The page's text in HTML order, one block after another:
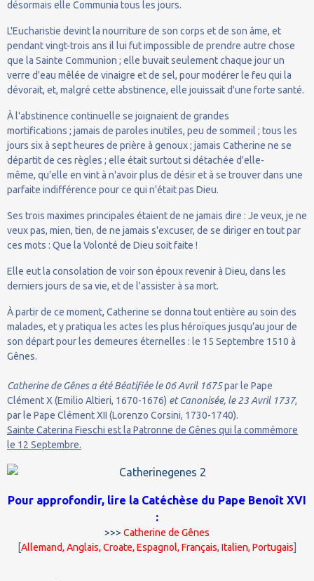
désormais elle Communia tous les jours.
L'Eucharistie devint la nourriture de son corps et de son âme, et
pendant vingt-trois ans il lui fut impossible de prendre autre chose
que la Sainte Communion ; elle buvait seulement chaque jour un
verre d'eau mêlée de vinaigre et de sel, pour modérer le feu qui la
dévorait, et, malgré cette abstinence, elle jouissait d'une forte santé.
À l'abstinence continuelle se joignaient de grandes
mortifications ; jamais de paroles inutiles, peu de sommeil ; tous les
jours six à sept heures de prière à genoux ; jamais Catherine ne se
départit de ces règles ; elle était surtout si détachée d'elle-
même, qu'elle en vint à n'avoir plus de désir et à se trouver dans une
parfaite indifférence pour ce qui n'était pas Dieu.
Ses trois maximes principales étaient de ne jamais dire : Je veux, je ne
veux pas, mien, tien, de ne jamais s'excuser, de se diriger en tout par
ces mots : Que la Volonté de Dieu soit faite !
Elle eut la consolation de voir son époux revenir à Dieu, dans les
derniers jours de sa vie, et de l'assister à sa mort.
À partir de ce moment, Catherine se donna tout entière au soin des
malades, et y pratiqua les actes les plus héroïques jusqu’au jour de
son départ pour les demeures éternelles : le 15 Septembre 1510 à
Gênes.
Catherine de Gênes a été Béatifiée le 06 Avril 1675par le Pape
Clément X (Emilio Altieri, 1670-1676) et Canonisée, le 23 Avril 1737,
par le Pape Clément XII (Lorenzo Corsini, 1730-1740).
Sainte Caterina Fieschi est la Patronne de Gênes qui la commémore
le 12 Septembre.
Pour approfondir, lire la Catéchèse du Pape Benoît XVI
:
>>> Catherine de Gênes
[Allemand, Anglais, Croate, Espagnol, Français, Italien, Portugais]